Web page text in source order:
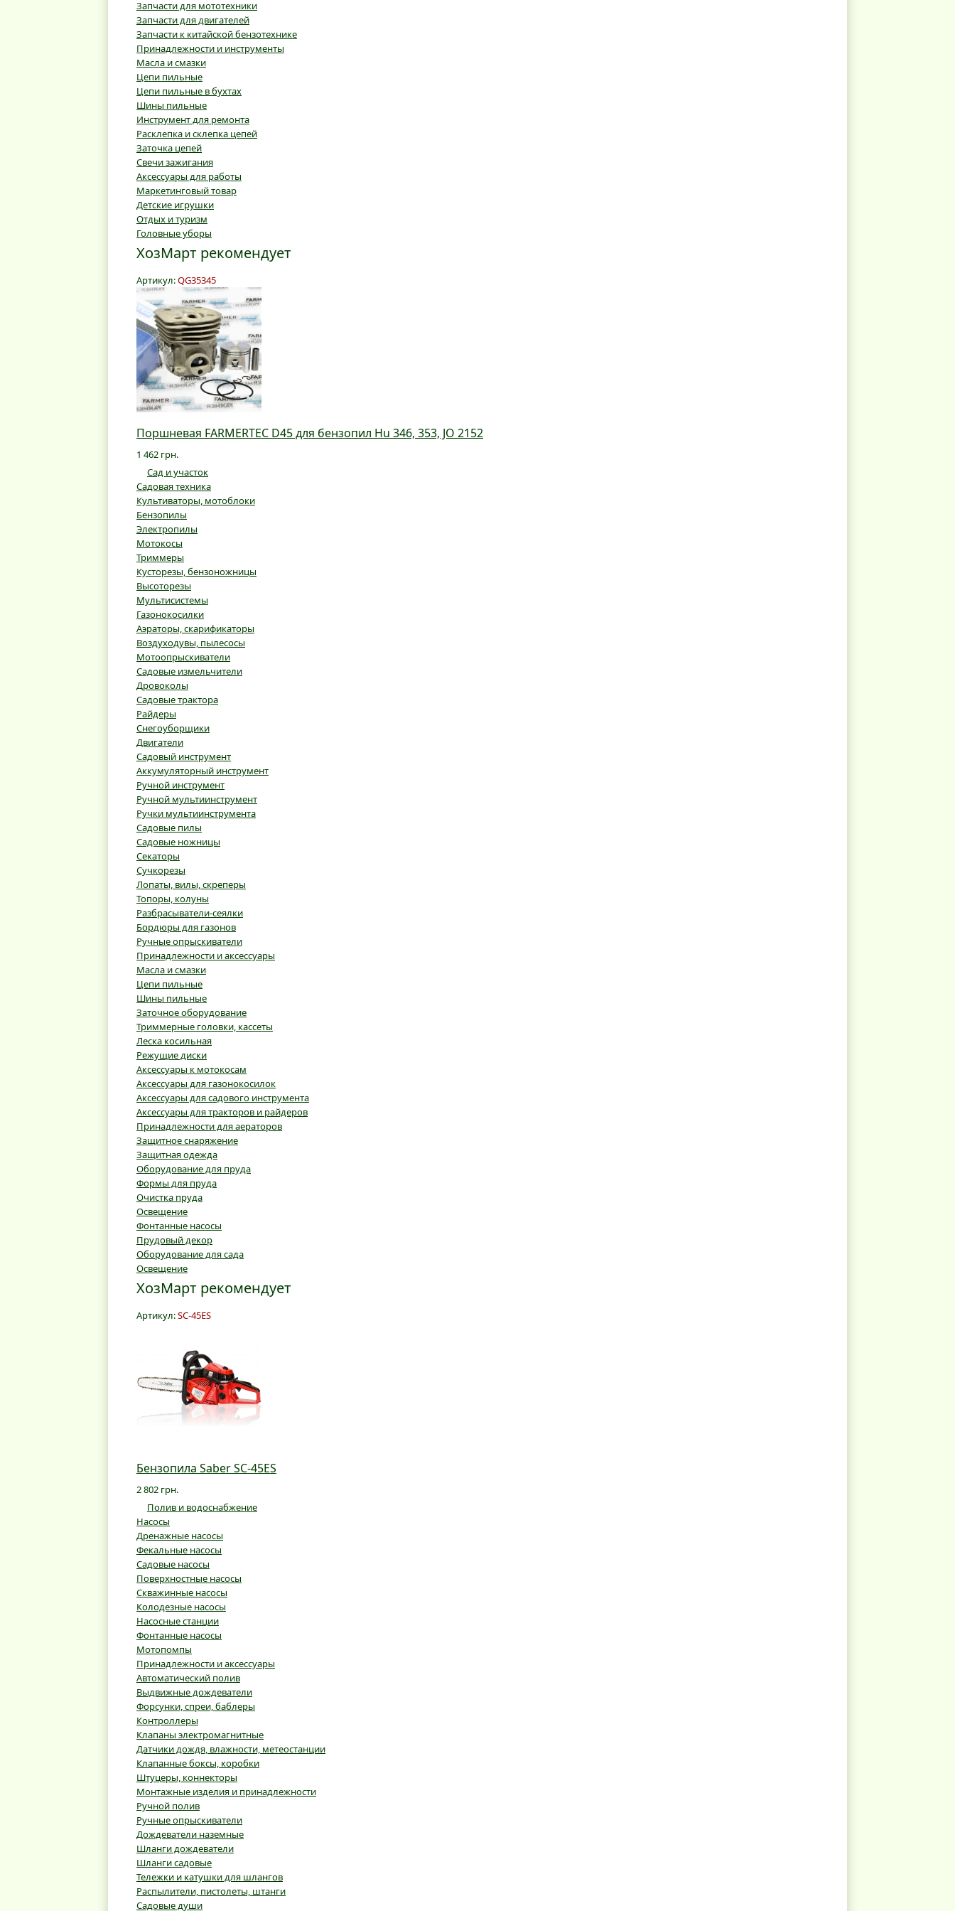
Запчасти для мототехники
Запчасти для двигателей
Запчасти к китайской бензотехнике
Принадлежности и инструменты
Масла и смазки
Цепи пильные
Цепи пильные в бухтах
Шины пильные
Инструмент для ремонта
Расклепка и склепка цепей
Заточка цепей
Свечи зажигания
Аксессуары для работы
Маркетинговый товар
Детские игрушки
Отдых и туризм
Головные уборы
ХозМарт рекомендует
Артикул:QG35345
Поршневая FARMERTEC D45 для бензопил Hu 346, 353, JO 2152
1 462 грн.
Сад и участок
Садовая техника
Культиваторы, мотоблоки
Бензопилы
Электропилы
Мотокосы
Триммеры
Кусторезы, бензоножницы
Высоторезы
Мультисистемы
Газонокосилки
Аэраторы, скарификаторы
Воздуходувы, пылесосы
Мотоопрыскиватели
Садовые измельчители
Дровоколы
Садовые трактора
Райдеры
Снегоуборщики
Двигатели
Садовый инструмент
Аккумуляторный инструмент
Ручной инструмент
Ручной мультиинструмент
Ручки мультиинструмента
Садовые пилы
Садовые ножницы
Секаторы
Сучкорезы
Лопаты, вилы, скреперы
Топоры, колуны
Разбрасыватели-сеялки
Бордюры для газонов
Ручные опрыскиватели
Принадлежности и аксессуары
Масла и смазки
Цепи пильные
Шины пильные
Заточное оборудование
Триммерные головки, кассеты
Леска косильная
Режущие диски
Аксессуары к мотокосам
Аксессуары для газонокосилок
Аксессуары для садового инструмента
Аксессуары для тракторов и райдеров
Принадлежности для аераторов
Защитное снаряжение
Защитная одежда
Оборудование для пруда
Формы для пруда
Очистка пруда
Освещение
Фонтанные насосы
Прудовый декор
Оборудование для сада
Освещение
ХозМарт рекомендует
Артикул:SC-45ES
Бензопила Saber SC-45ES
2 802 грн.
Полив и водоснабжение
Насосы
Дренажные насосы
Фекальные насосы
Садовые насосы
Поверхностные насосы
Скважинные насосы
Колодезные насосы
Насосные станции
Фонтанные насосы
Мотопомпы
Принадлежности и аксессуары
Автоматический полив
Выдвижные дождеватели
Форсунки, спреи, баблеры
Контроллеры
Клапаны электромагнитные
Датчики дождя, влажности, метеостанции
Клапанные боксы, коробки
Штуцеры, коннекторы
Монтажные изделия и принадлежности
Ручной полив
Ручные опрыскиватели
Дождеватели наземные
Шланги дождеватели
Шланги садовые
Тележки и катушки для шлангов
Распылители, пистолеты, штанги
Садовые души